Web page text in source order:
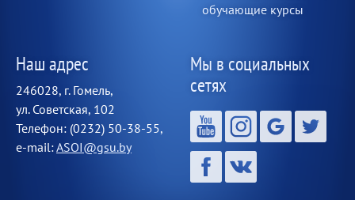
обучающие курсы
Наш адрес
246028, г. Гомель,
ул. Советская, 102
Телефон: (0232) 50-38-55,
e-mail:ASOI@gsu.by
Мы в социальных
сетях